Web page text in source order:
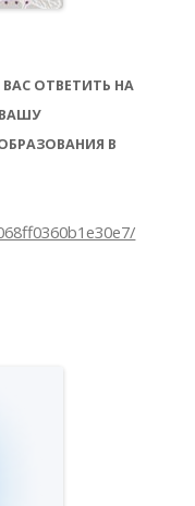
ОТВЕТИТЬ НА
В